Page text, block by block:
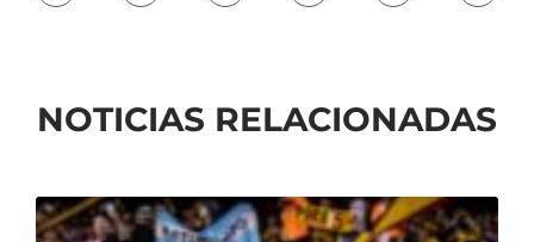
NOTICIAS RELACIONADAS